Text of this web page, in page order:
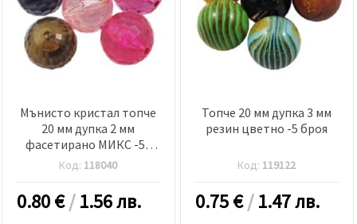
Мънисто кристал топче
20 мм дупка 2 мм
фасетирано МИКС -50
грама ~ 11 броя
Код: 118040
0.80€/1.56 лв.
Топче 20 мм дупка 3 мм
резин цветно -5 броя
Код: 119122
0.75€/1.47 лв.